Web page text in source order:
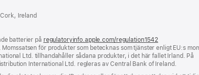
Ireland
batterier på regulatoryinfo.apple.com/regulation1542
i
ett
nytt
för produkter som betecknas som tjänster enligt EU:s
Ltd. tillhandahåller sådana produkter, i det här fallet Irland. På
International Ltd. regleras av Central Bank of Ireland.